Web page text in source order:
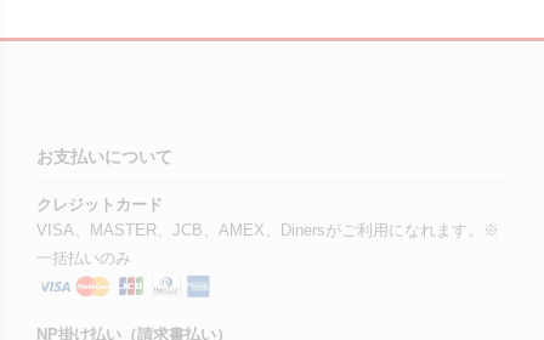
お支払いについて
クレジットカード
VISA、MASTER、JCB、AMEX、Dinersがご利用になれます。※
一括払いのみ
NP掛け払い（請求書払い）